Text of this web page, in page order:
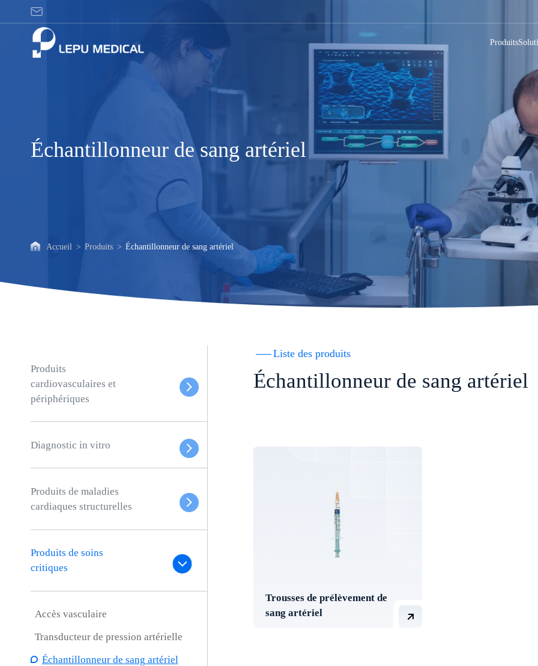
Échantillonneur
de
artériel
Produits
Échantillonneur de sang artériel
Accueil > Produits > Échantillonneur de sang artériel
Produits
cardiovasculaires et
périphériques
Diagnostic in vitro
Produits de maladies
cardiaques structurelles
Produits de soins
critiques
Accès vasculaire
Transducteur de pression artérielle
Échantillonneur de sang artériel
Liste des produits
Échantillonneur de sang artériel
Trousses de prélèvement de
sang artériel